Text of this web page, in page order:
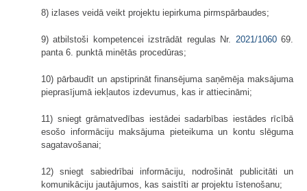
8) izlases veidā veikt projektu iepirkuma pirmspārbaudes;
9) atbilstoši kompetencei izstrādāt regulas Nr. 2021/106069.
panta 6. punktā minētās procedūras;
10) pārbaudīt un apstiprināt finansējuma saņēmēja maksājuma
pieprasījumā iekļautos izdevumus, kas ir attiecināmi;
11) sniegt grāmatvedības iestādei sadarbības iestādes rīcībā
esošo informāciju maksājuma pieteikuma un kontu slēguma
sagatavošanai;
12) sniegt sabiedrībai informāciju, nodrošināt publicitāti un
komunikāciju jautājumos, kas saistīti ar projektu īstenošanu;